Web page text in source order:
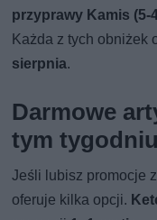
przyprawy Kamis (5-
Każda z tych obniżek
sierpnia.
Darmowe
tym tygodniu
Jeśli lubisz promocje
oferuje kilka opcji.